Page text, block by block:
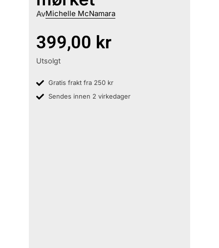
AvMichelle McNamara
399,00 kr
Utsolgt
Gratis frakt fra 250 kr
Sendes innen 2 virkedager